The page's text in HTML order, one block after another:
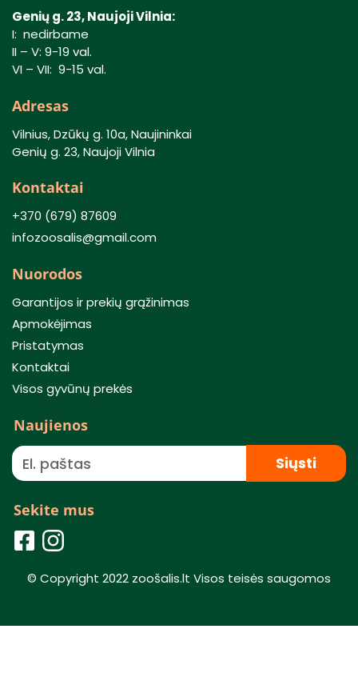
Genių g. 23, Naujoji Vilnia:
I: nedirbame
II – V: 9-19 val.
VI – VII: 9-15 val.
Adresas
Vilnius, Dzūkų g. 10a, Naujininkai
Genių g. 23, Naujoji Vilnia
Kontaktai
+370 (679) 87609
infozoosalis@gmail.com
Nuorodos
Garantijos ir prekių grąžinimas
Apmokėjimas
Pristatymas
Kontaktai
Visos gyvūnų prekės
Naujienos
Siųsti
Sekite mus
© Copyright 2022 zoošalis.lt Visos teisės saugomos